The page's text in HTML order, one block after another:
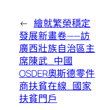
← 繪就繁榮穩定
發展新畫卷——訪
廣西壯族自治區主
席陳武_中國
OSDER奧斯德零件
商扶貧在線_國家
扶貧門戶